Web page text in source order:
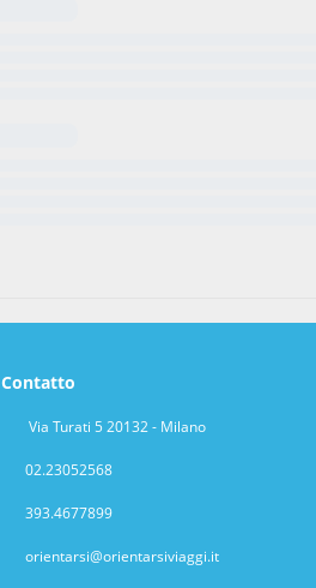
Contatto
Via Turati 5 20132 - Milano
02.23052568
393.4677899
orientarsi@orientarsiviaggi.it